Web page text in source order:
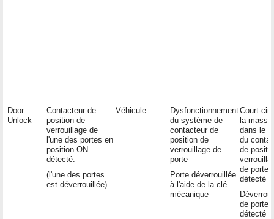
Door
Unlock
Contacteur de
position de
verrouillage de
l'une des portes en
position ON
détecté.
(l'une des portes
est déverrouillée)
Véhicule
Dysfonctionnement
du système de
contacteur de
position de
verrouillage de
porte
Porte déverrouillée
à l'aide de la clé
mécanique
Court-
la masse
dans le
du
de
de porte
détecté
de porte
détecté